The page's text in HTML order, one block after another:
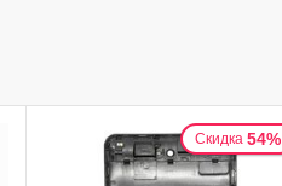
Скидка 54%